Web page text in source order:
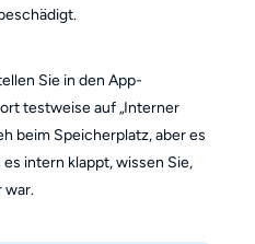
Sie in den App-
testweise auf „Interner
beim Speicherplatz, aber es
intern klappt, wissen Sie,
war.